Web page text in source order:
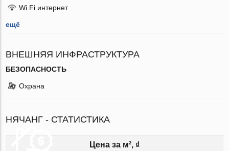
Wi Fi интернет
ещё
ВНЕШНЯЯ ИНФРАСТРУКТУРА
БЕЗОПАСНОСТЬ
Охрана
НЯЧАНГ - СТАТИСТИКА
Цена за м², ₫